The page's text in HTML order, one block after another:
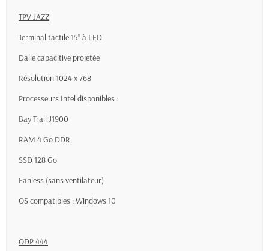
TPV JAZZ
Terminal tactile 15’’ à LED
Dalle capacitive projetée
Résolution 1024 x 768
Processeurs Intel disponibles :
Bay Trail J1900
RAM 4 Go DDR
SSD 128 Go
Fanless (sans ventilateur)
OS compatibles : Windows 10
ODP 444